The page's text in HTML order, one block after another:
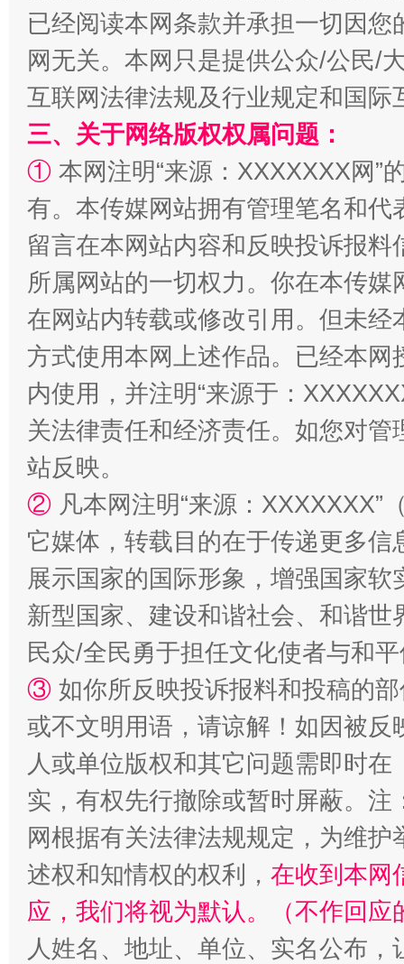
扯下公款旅游的“隐身衣” 如何以
“蜀中异人”王建安的艺术幻境
已经阅读本网条款并承担一切因
网无关。本网只是提供公众/公民/
互联网法律法规及行业规定和国
三、关于网络版权权属问题：
① 本网注明“来源：XXXXXXX网”
有。本传媒网站拥有管理笔名和
留言在本网站内容和反映投诉报
所属网站的一切权力。你在本传
在网站内转载或修改引用。但未
方式使用本网上述作品。已经本
内使用，并注明“来源于：
关法律责任和经济责任。如您对
站反映。
② 凡本网注明“来源：
它媒体，转载目的在于传递更多
展示国家的国际形象，增强国家
新型国家、建设和谐社会、和谐
民众/全民勇于担任文化使者与和
③ 如你所反映投诉报料和投稿的
或不文明用语，请谅解！如因被
人或单位版权和其它问题需即时在
实，有权先行撤除或暂时屏蔽。
网根据有关法律法规规定，为维
述权和知情权的权利， 在收到本网
应，我们将视为默认。（不作回应
人姓名、地址、单位、实名公布